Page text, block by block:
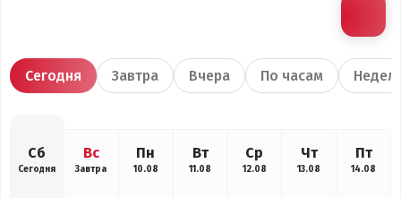
Сегодня Завтра Вчера По часам
Сб
Сегодня
Вс
Завтра
Пн
10.08
Вт
11.08
Ср
12.08
Чт
13.08
Пт
14.08